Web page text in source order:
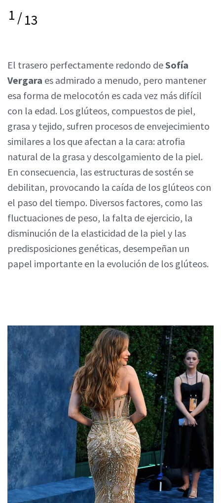
1/13
El trasero perfectamente redondo deSofía
Vergara es admirado a menudo, pero mantener
esa forma de melocotón es cada vez más difícil
con la edad. Los glúteos, compuestos de piel,
grasa y tejido, sufren procesos de envejecimiento
similares a los que afectan a la cara: atrofia
natural de la grasa y descolgamiento de la piel.
En consecuencia, las estructuras de sostén se
debilitan, provocando la caída de los glúteos con
el paso del tiempo. Diversos factores, como las
fluctuaciones de peso, la falta de ejercicio, la
disminución de la elasticidad de la piel y las
predisposiciones genéticas, desempeñan un
papel importante en la evolución de los glúteos.